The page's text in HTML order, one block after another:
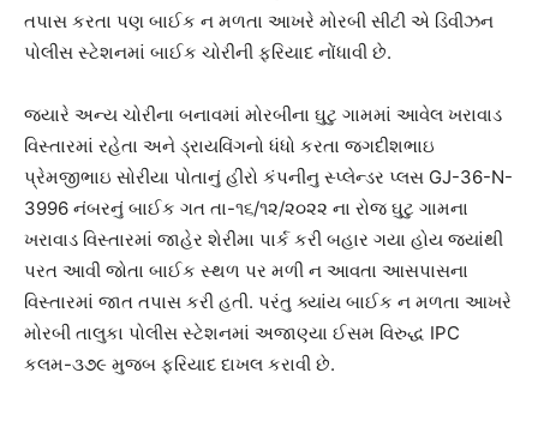
તપાસ કરતા પણ બાઈક ન મળતા આખરે મોરબી સીટી એ ડિવીઝન
પોલીસ સ્ટેશનમાં બાઈક ચોરીની ફરિયાદ નોંધાવી છે.
જયારે અન્ય ચોરીના બનાવમાં મોરબીના ઘુટુ ગામમાં આવેલ ખરાવાડ
વિસ્તારમાં રહેતા અને ડ્રાયવિંગનો ધંધો કરતા જગદીશભાઇ
પ્રેમજીભાઇ સોરીયા પોતાનું હીરો કંપનીનુ સ્પ્લેન્ડર પ્લસ GJ-36-N-
3996 નંબરનું બાઈક ગત તા-૧૬/૧૨/૨૦૨૨ ના રોજ ઘુટુ ગામના
ખરાવાડ વિસ્તારમાં જાહેર શેરીમા પાર્ક કરી બહાર ગયા હોય જ્યાંથી
પરત આવી જોતા બાઈક સ્થળ પર મળી ન આવતા આસપાસના
વિસ્તારમાં જાત તપાસ કરી હતી. પરંતુ ક્યાંય બાઈક ન મળતા આખરે
મોરબી તાલુકા પોલીસ સ્ટેશનમાં અજાણ્યા ઈસમ વિરુદ્ધ IPC
કલમ-૩૭૯ મુજબ ફરિયાદ દાખલ કરાવી છે.